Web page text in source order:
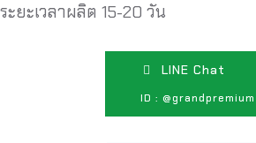
ระยะเวลาผลิต 15-20 วัน
LINE Chat
ID : @grandpremium